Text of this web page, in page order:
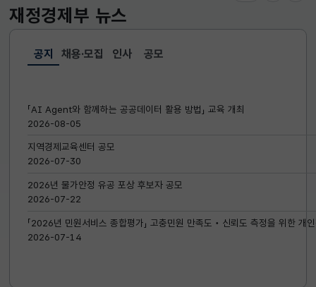
재정경제부 뉴스
공지
선택됨
공지
「AI Agent와 함께하는 공공데이터 활용 방법」 교육 개최
2026-08-05
지역경제교육센터 공모
2026-07-30
2026년 물가안정 유공 포상 후보자 공모
2026-07-22
「2026년 민원서비스 종합평가」 고충민원 만족도‧신뢰도 측정을 위한 개
2026-07-14
채용·모집 인사 공모